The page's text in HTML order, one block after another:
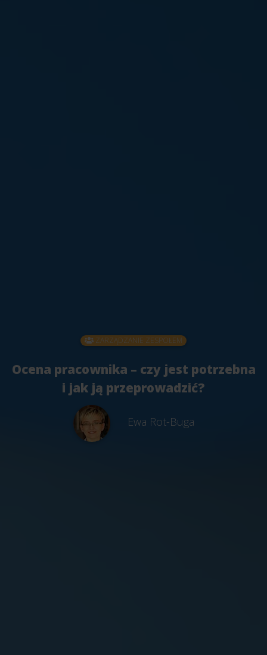
ZARZĄDZANIE ZESPOŁEM
Ocena pracownika – czy jest potrzebna
i jak ją przeprowadzić?
Ewa Rot-Buga